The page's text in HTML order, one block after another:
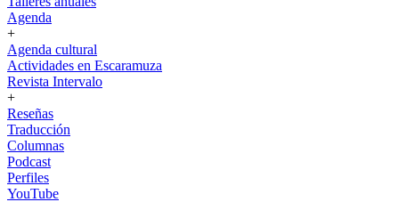
Agenda
+
Agenda cultural
Actividades en Escaramuza
Revista Intervalo
+
Reseñas
Traducción
Columnas
Podcast
Perfiles
YouTube